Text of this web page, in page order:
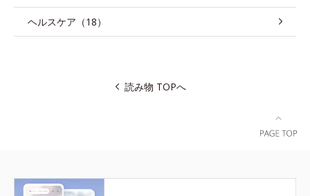
ヘルスケア（18）
読み物 TOPへ